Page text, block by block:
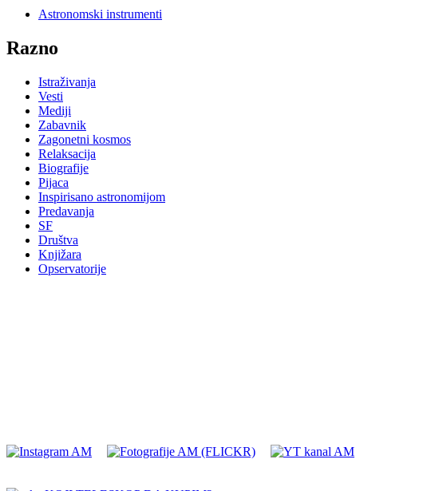
Astronomski instrumenti
Razno
Istraživanja
Vesti
Mediji
Zabavnik
Zagonetni kosmos
Relaksacija
Biografije
Pijaca
Inspirisano astronomijom
Predavanja
SF
Društva
Knjižara
Opservatorije